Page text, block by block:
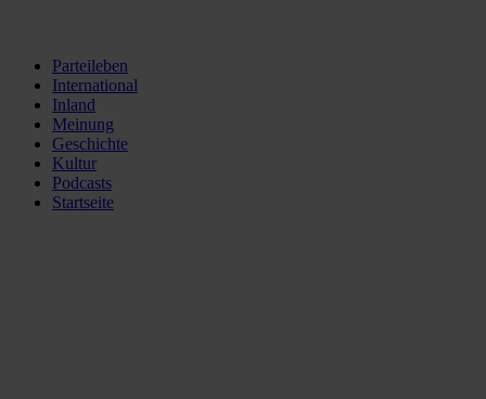
Parteileben
International
Inland
Meinung
Geschichte
Kultur
Podcasts
Startseite